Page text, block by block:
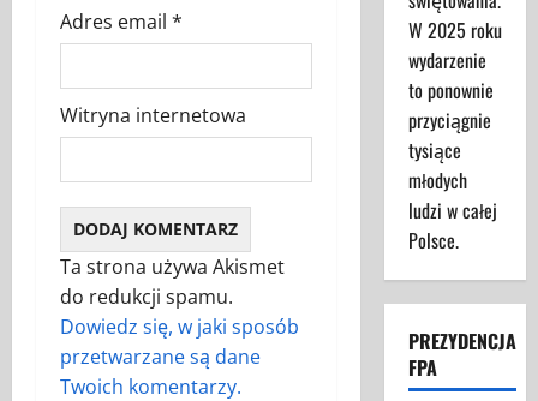
Adres email *
Witryna internetowa
Ta strona używa Akismet
do redukcji spamu.
Dowiedz się, w jaki sposób
przetwarzane są dane
Twoich komentarzy.
W 2025 roku
wydarzenie
to ponownie
przyciągnie
tysiące
młodych
ludzi w całej
Polsce.
PREZYDENCJA
FPA